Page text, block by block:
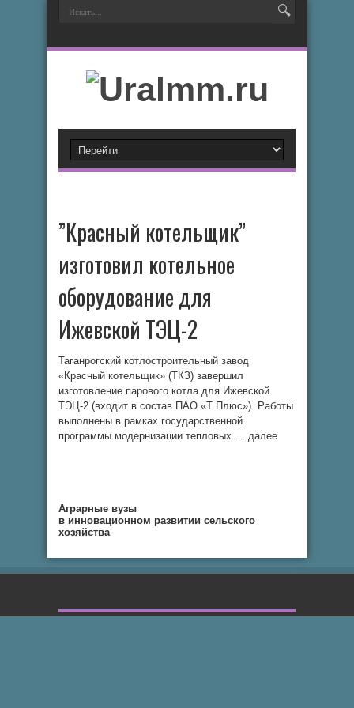
”Красный котельщик”
изготовил котельное
оборудование для
Ижевской ТЭЦ-2
Таганрогский котлостроительный завод
«Красный котельщик» (ТКЗ) завершил
изготовление парового котла для Ижевской
ТЭЦ-2 (входит в состав ПАО «Т Плюс»). Работы
выполнены в рамках государственной
программы модернизации тепловых … далее
Аграрные вузы
в инновационном развитии сельского
хозяйства